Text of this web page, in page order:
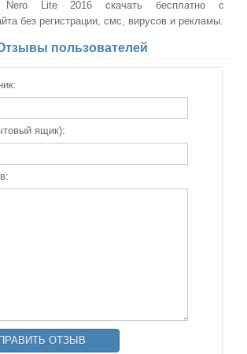
Nero Lite 2016 скачать бесплатно с
без регистрации, смс, вирусов и рекламы.
пользователей
ящик):